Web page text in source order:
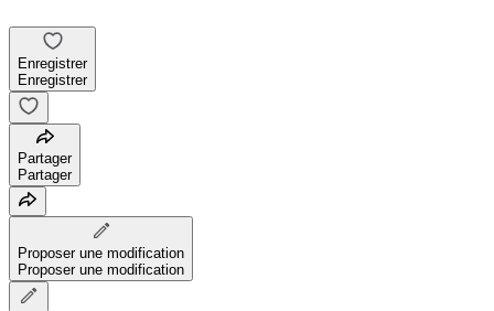
Enregistrer
Enregistrer
Partager
Partager
Proposer une modification
Proposer une modification